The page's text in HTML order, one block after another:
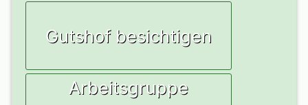
Gutshof besichtigen
Arbeitsgruppe